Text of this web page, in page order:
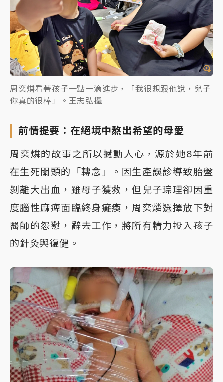
周奕燐看著孩子一點一滴進步，「我很想跟他說，兒子
你真的很棒」。王志弘攝
前情提要：在絕境中熬出希望的母愛
周奕燐的故事之所以撼動人心，源於她8年前
在生死關頭的「轉念」。因生產誤診導致胎盤
剝離大出血，雖母子獲救，但兒子琮理卻因重
度腦性麻痺面臨終身癱瘓，周奕燐選擇放下對
醫師的怨懟，辭去工作，將所有精力投入孩子
的針灸與復健。